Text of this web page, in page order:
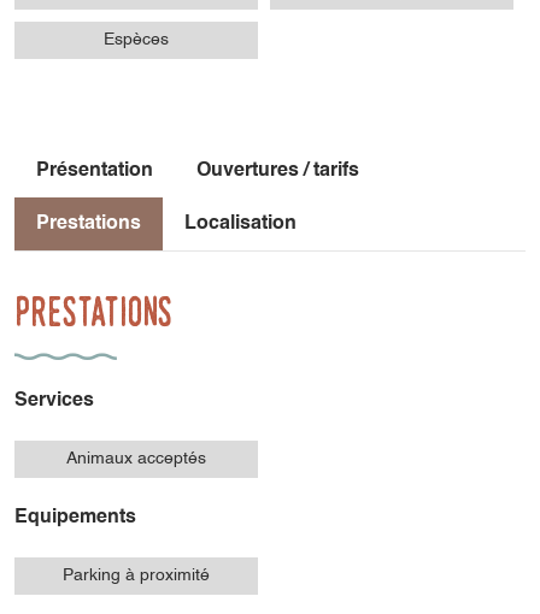
Espèces
Présentation Ouvertures / tarifs
Prestations Localisation
Prestations
Services
Animaux acceptés
Equipements
Parking à proximité